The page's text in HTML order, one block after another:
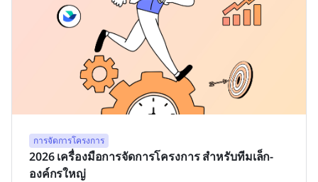
การจัดการโครงการ
2026 เครื่องมือการจัดการโครงการ สำหรับทีมเล็ก-
องค์กรใหญ่